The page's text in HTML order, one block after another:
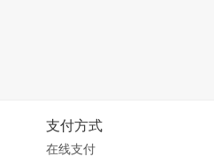
支付方式
在线支付